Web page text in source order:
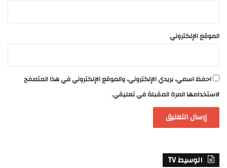
الموقع الإلكتروني
احفظ اسمي، بريدي الإلكتروني، والموقع الإلكتروني في هذا المتصفح
لاستخدامها المرة المقبلة في تعليقي.
الوسيط TV